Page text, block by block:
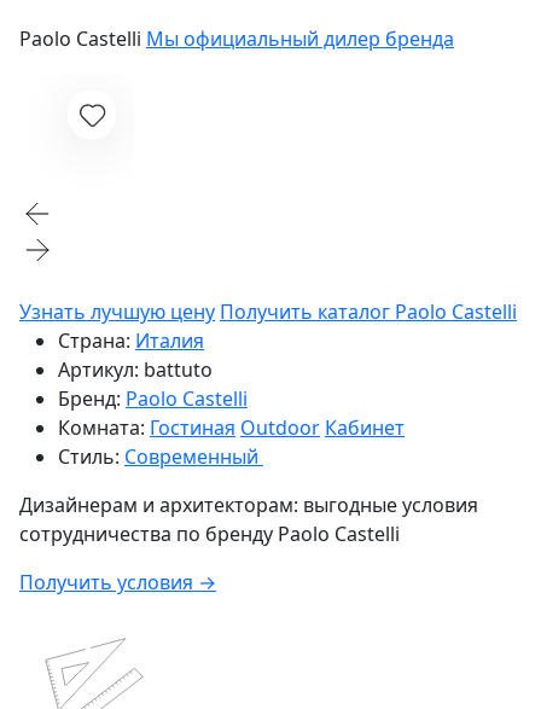
Paolo Castelli Мы официальный дилер бренда
Узнать лучшую цену Получить каталог Paolo Castelli
Страна: Италия
Артикул: battuto
Бренд: Paolo Castelli
Комната: Гостиная Outdoor Кабинет
Стиль: Современный
Дизайнерам и архитекторам: выгодные условия
сотрудничества по бренду Paolo Castelli
Получить условия →